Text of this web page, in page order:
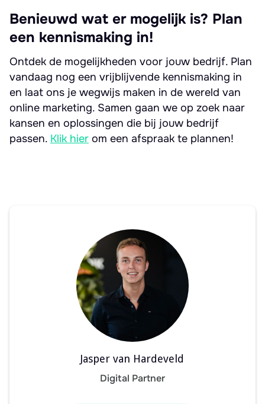
Benieuwd wat er mogelijk is? Plan
een kennismaking in!
Ontdek de mogelijkheden voor jouw bedrijf. Plan
vandaag nog een vrijblijvende kennismaking in
en laat ons je wegwijs maken in de wereld van
online marketing. Samen gaan we op zoek naar
kansen en oplossingen die bij jouw bedrijf
passen. Klik hier om een afspraak te plannen!
Jasper van Hardeveld
Digital Partner